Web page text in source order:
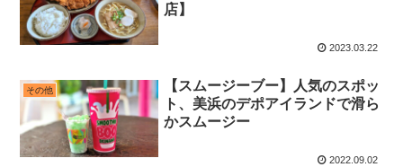
店】
2023.03.22
その他
【スムージーブー】人気のスポッ
ト、美浜のデポアイランドで滑ら
かスムージー
2022.09.02